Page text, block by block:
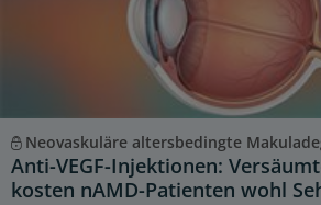
Neovaskuläre altersbedingte
Anti-VEGF-Injektionen:
kosten nAMD-Patienten wohl